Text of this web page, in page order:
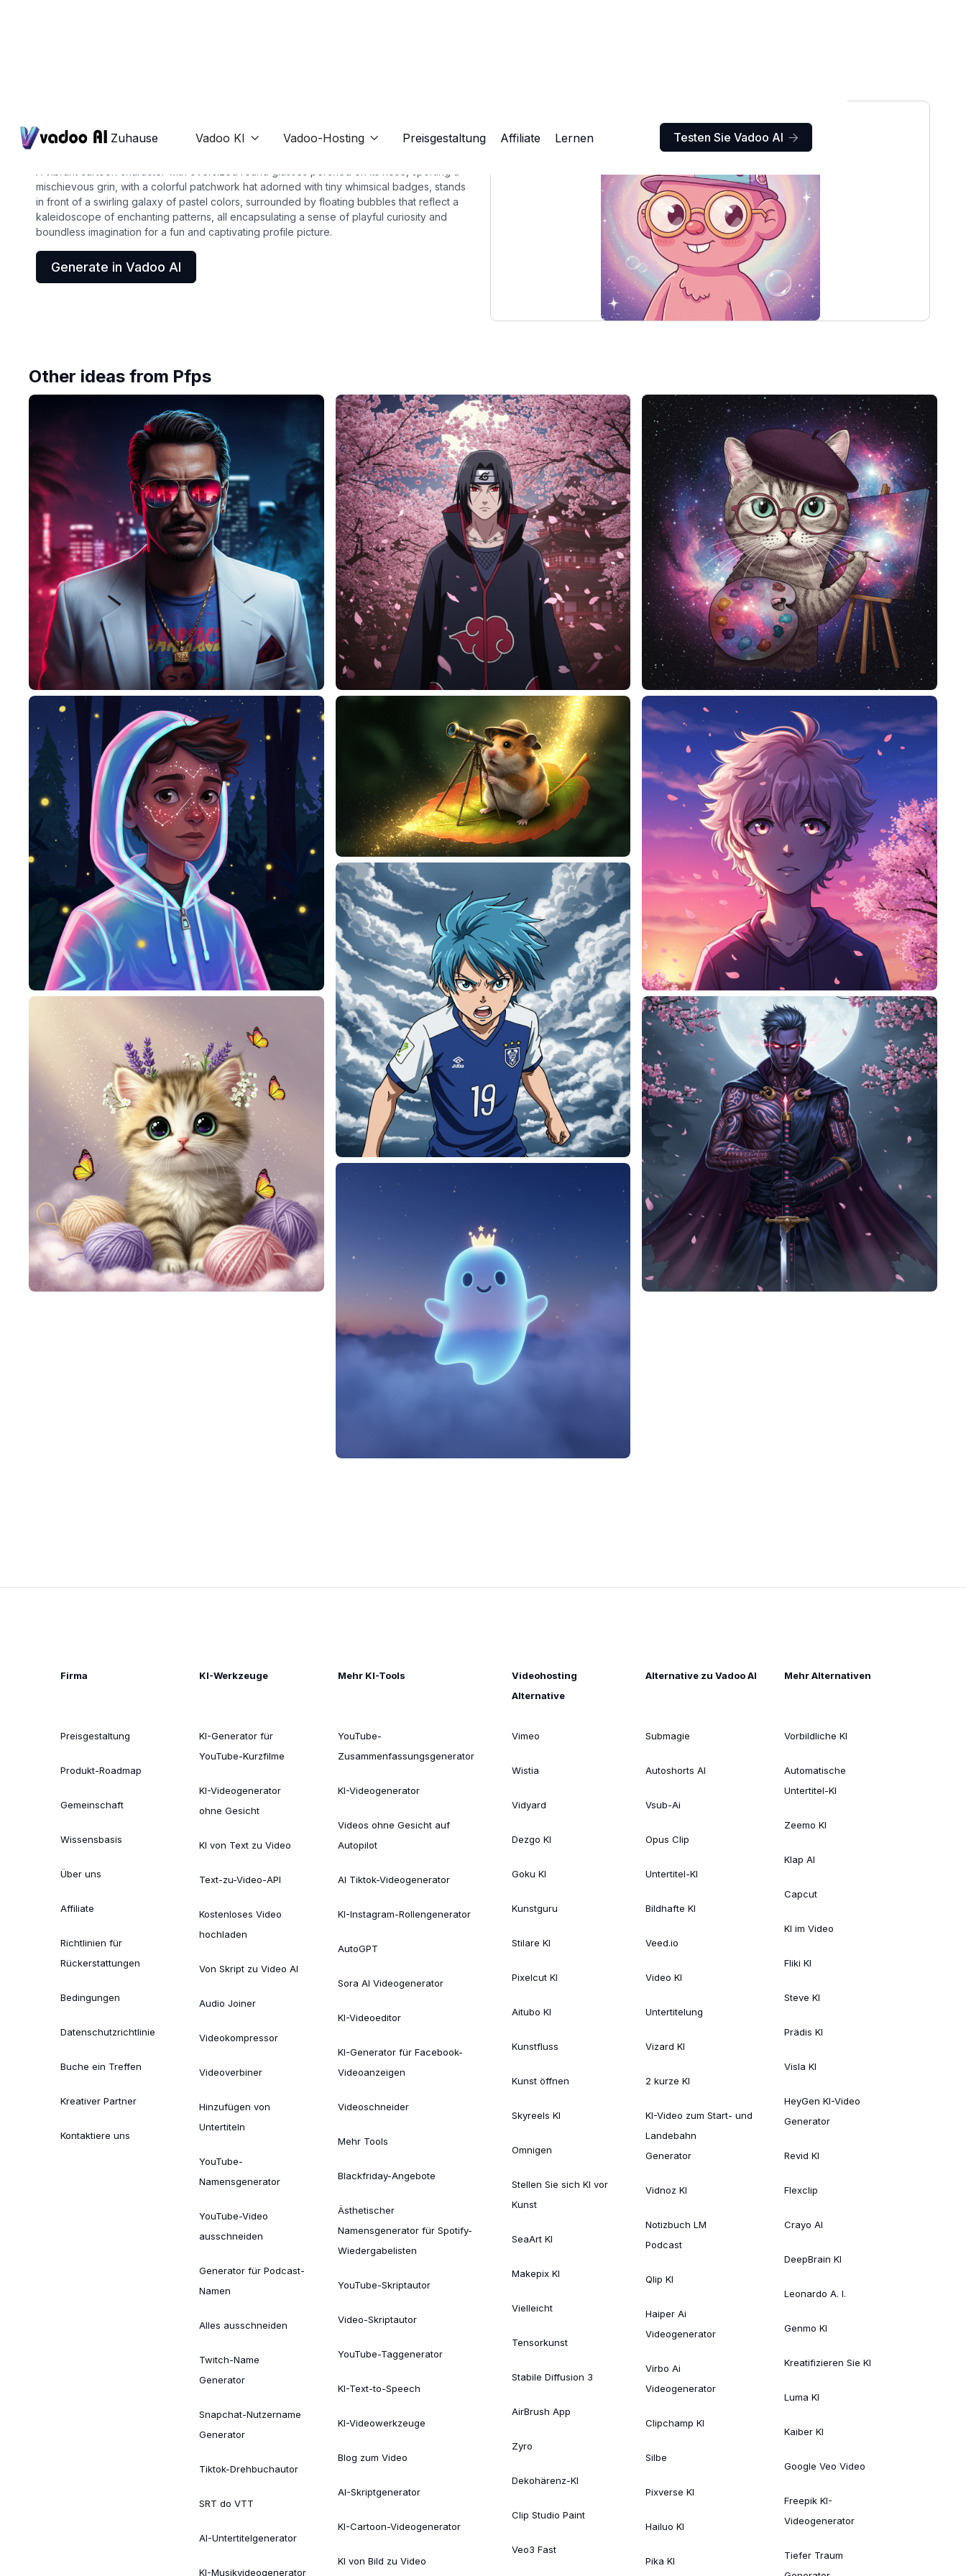
Zuhause Vadoo KI  Vadoo-Hosting  Preisgestaltung Affiliate Lernen Testen Sie Vadoo AI 
cartoon pfp
mischievous grin, with a colorful patchwork hat adorned with tiny whimsical badges, stands
in front of a swirling galaxy of pastel colors, surrounded by floating bubbles that reflect a
kaleidoscope of enchanting patterns, all encapsulating a sense of playful curiosity and
boundless imagination for a fun and captivating profile picture.
Generate in Vadoo AI
Other ideas from Pfps
Firma
Preisgestaltung
Produkt-Roadmap
Gemeinschaft
Wissensbasis
Über uns
Affiliate
Richtlinien für
Rückerstattungen
Bedingungen
Datenschutzrichtlinie
Buche ein Treffen
Kreativer Partner
Kontaktiere uns
KI-Werkzeuge
KI-Generator für
YouTube-Kurzfilme
KI-Videogenerator
ohne Gesicht
KI von Text zu Video
Text-zu-Video-API
Kostenloses Video
hochladen
Von Skript zu Video AI
Audio Joiner
Videokompressor
Videoverbiner
Hinzufügen von
Untertiteln
YouTube-
Namensgenerator
YouTube-Video
ausschneiden
Generator für Podcast-
Namen
Alles ausschneiden
Twitch-Name
Generator
Snapchat-Nutzername
Generator
Tiktok-Drehbuchautor
SRT do VTT
AI-Untertitelgenerator
KI-Musikvideogenerator
Mehr KI-Tools
YouTube-
Zusammenfassungsgenerator
KI-Videogenerator
Videos ohne Gesicht auf
Autopilot
AI Tiktok-Videogenerator
KI-Instagram-Rollengenerator
AutoGPT
Sora AI Videogenerator
KI-Videoeditor
KI-Generator für Facebook-
Videoanzeigen
Videoschneider
Mehr Tools
Blackfriday-Angebote
Ästhetischer
Namensgenerator für Spotify-
Wiedergabelisten
YouTube-Skriptautor
Video-Skriptautor
YouTube-Taggenerator
KI-Text-to-Speech
KI-Videowerkzeuge
Blog zum Video
AI-Skriptgenerator
KI-Cartoon-Videogenerator
KI von Bild zu Video
Videohosting
Alternative
Vimeo
Wistia
Vidyard
Dezgo KI
Goku KI
Kunstguru
Stilare KI
Pixelcut KI
Aitubo KI
Kunstfluss
Kunst öffnen
Skyreels KI
Omnigen
Stellen Sie sich KI vor
Kunst
SeaArt KI
Makepix KI
Vielleicht
Tensorkunst
Stabile Diffusion 3
AirBrush App
Zyro
Dekohärenz-KI
Clip Studio Paint
Veo3 Fast
Alternative zu Vadoo AI
Submagie
Autoshorts AI
Vsub-Ai
Opus Clip
Untertitel-KI
Bildhafte KI
Veed.io
Video KI
Untertitelung
Vizard KI
2 kurze KI
KI-Video zum Start- und
Landebahn
Generator
Vidnoz KI
Notizbuch LM
Podcast
Qlip KI
Haiper Ai
Videogenerator
Virbo Ai
Videogenerator
Clipchamp KI
Silbe
Pixverse KI
Hailuo KI
Pika KI
Mehr Alternativen
Vorbildliche KI
Automatische
Untertitel-KI
Zeemo KI
Klap AI
Capcut
KI im Video
Fliki KI
Steve KI
Prädis KI
Visla KI
HeyGen KI-Video
Generator
Revid KI
Flexclip
Crayo AI
DeepBrain KI
Leonardo A. I.
Genmo KI
Kreatifizieren Sie KI
Luma KI
Kaiber KI
Google Veo Video
Freepik KI-
Videogenerator
Tiefer Traum